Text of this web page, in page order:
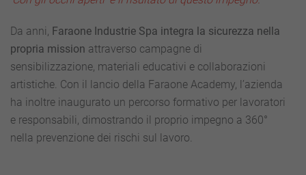
Da anni, Faraone Industrie Spa integra la sicurezza nella
propria mission attraverso campagne di
sensibilizzazione, materiali educativi e collaborazioni
artistiche. Con il lancio della Faraone Academy, l’azienda
ha inoltre inaugurato un percorso formativo per lavoratori
e responsabili, dimostrando il proprio impegno a 360°
nella prevenzione dei rischi sul lavoro.